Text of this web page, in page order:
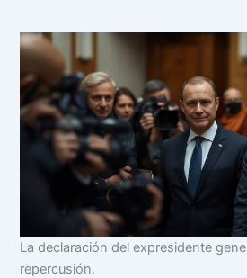
La declaración del expresidente
repercusión.